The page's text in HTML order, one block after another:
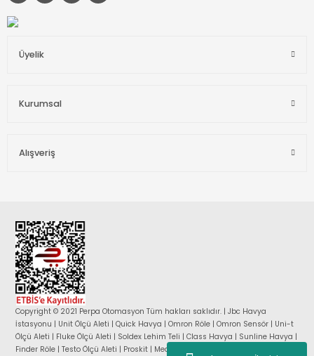
Üyelik
Kurumsal
Alışveriş
Copyright © 2021 Perpa Otomasyon Tüm hakları saklıdır. | Jbc Havya
İstasyonu | Unit Ölçü Aleti | Quick Havya | Omron Röle | Omron Sensör | Uni-t
Ölçü Aleti | Fluke Ölçü Aleti | Soldex Lehim Teli | Class Havya | Sunline Havya |
Finder Röle | Testo Ölçü Aleti | Proskit | Mean Well Güç Kaynağı |